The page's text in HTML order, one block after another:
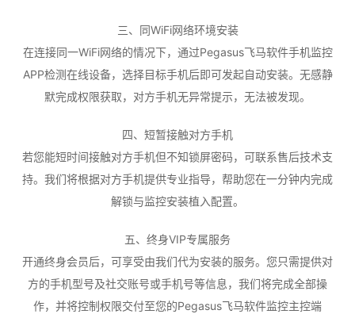
三、同WiFi网络环境安装
在连接同一WiFi网络的情况下，通过Pegasus飞马软件手机监控
APP检测在线设备，选择目标手机后即可发起自动安装。无感静
默完成权限获取，对方手机无异常提示，无法被发现。
四、短暂接触对方手机
若您能短时间接触对方手机但不知锁屏密码，可联系售后技术支
持。我们将根据对方手机提供专业指导，帮助您在一分钟内完成
解锁与监控安装植入配置。
五、终身VIP专属服务
开通终身会员后，可享受由我们代为安装的服务。您只需提供对
方的手机型号及社交账号或手机号等信息，我们将完成全部操
作，并将控制权限交付至您的Pegasus飞马软件监控主控端